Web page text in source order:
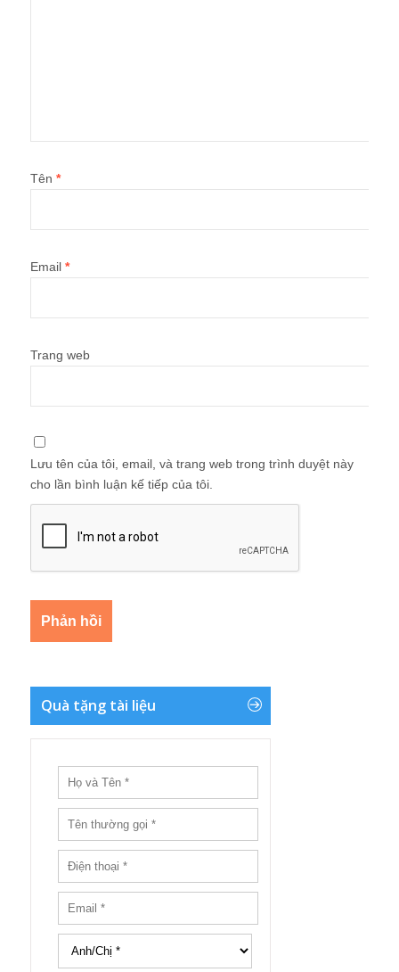
Tên *
Email *
Trang web
Lưu tên của tôi, email, và trang web trong trình duyệt này
cho lần bình luận kế tiếp của tôi.
Quà tặng tài liệu